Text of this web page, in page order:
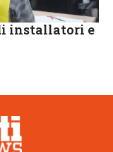
installatori e